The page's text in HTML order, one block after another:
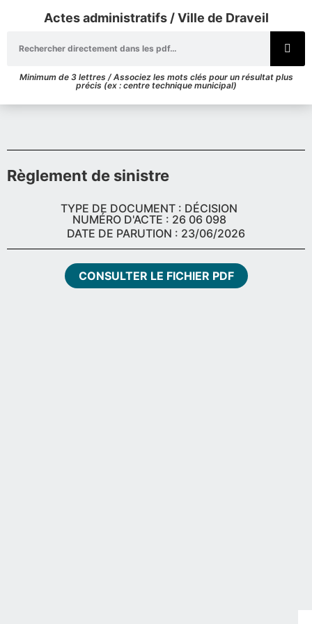
Actes administratifs / Ville de Draveil
Minimum de 3 lettres / Associez les mots clés pour un résultat plus
précis (ex : centre technique municipal)
Règlement de sinistre
TYPE DE DOCUMENT : DÉCISION
NUMÉRO D'ACTE : 26 06 098
DATE DE PARUTION : 23/06/2026
CONSULTER LE FICHIER PDF